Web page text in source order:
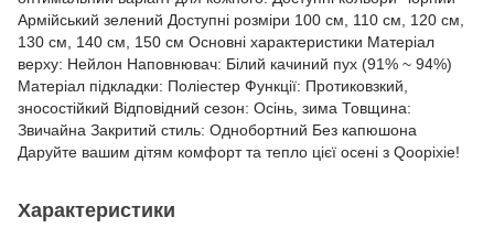
Армійський зелений Доступні розміри 100 см, 110 см, 120 см,
130 см, 140 см, 150 см Основні характеристики Матеріал
верху: Нейлон Наповнювач: Білий качиний пух (91% ~ 94%)
Матеріал підкладки: Поліестер Функції: Протиковзкий,
зносостійкий Відповідний сезон: Осінь, зима Товщина:
Звичайна Закритий стиль: Однобортний Без капюшона
Даруйте вашим дітям комфорт та тепло цієї осені з Qoopixie!
Характеристики